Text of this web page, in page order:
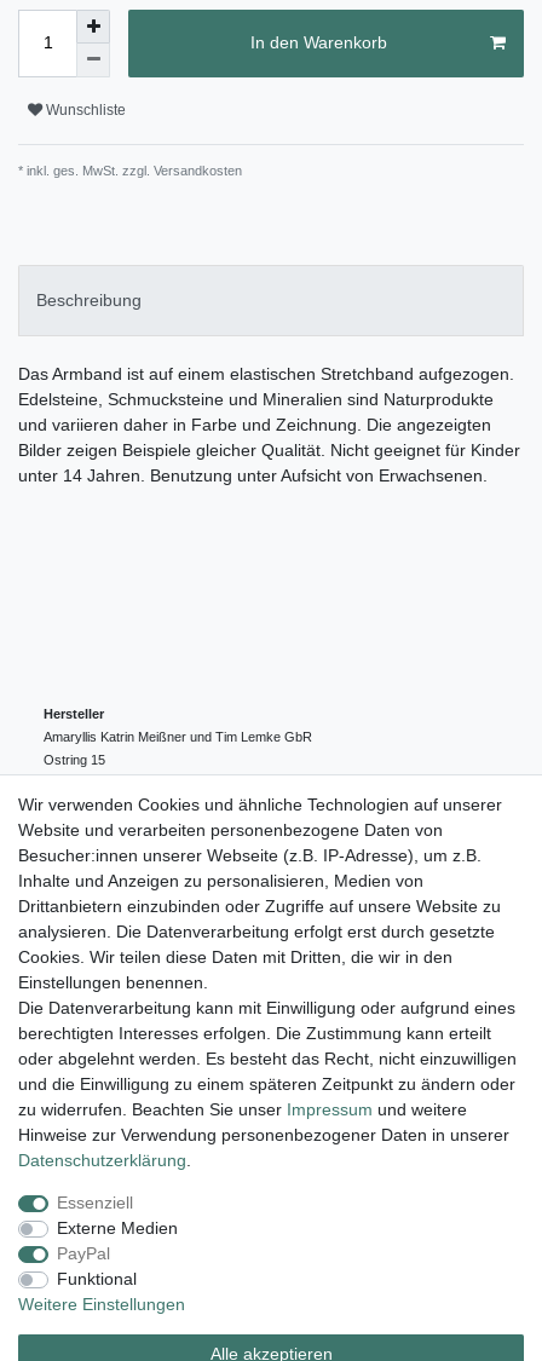
In den Warenkorb
Wunschliste
* inkl. ges. MwSt. zzgl. Versandkosten
Beschreibung
Das Armband ist auf einem elastischen Stretchband aufgezogen.
Edelsteine, Schmucksteine und Mineralien sind Naturprodukte
und variieren daher in Farbe und Zeichnung. Die angezeigten
Bilder zeigen Beispiele gleicher Qualität. Nicht geeignet für Kinder
unter 14 Jahren. Benutzung unter Aufsicht von Erwachsenen.
Hersteller
Amaryllis Katrin Meißner und Tim Lemke GbR
Ostring 15
004943548099856
amaryllis-eckernfoerde@t-online.de
EU-Verantwortlicher
Amaryllis Katrin Meißner und Tim Lemke GbR
Ostring
004943548099856
amaryllis-eckernfoerde@t-online.de
Lieferung und Versand
Impressum Daten­schutz­erklärung AGB
Widerrufs­recht
Zahlungsarten:
Wir verwenden Cookies und ähnliche Technologien auf unserer
Website und verarbeiten personenbezogene Daten von
Besucher:innen unserer Webseite (z.B. IP-Adresse), um z.B.
Inhalte und Anzeigen zu personalisieren, Medien von
Drittanbietern einzubinden oder Zugriffe auf unsere Website zu
analysieren. Die Datenverarbeitung erfolgt erst durch gesetzte
Cookies. Wir teilen diese Daten mit Dritten, die wir in den
Einstellungen benennen.
Die Datenverarbeitung kann mit Einwilligung oder aufgrund eines
berechtigten Interesses erfolgen. Die Zustimmung kann erteilt
oder abgelehnt werden. Es besteht das Recht, nicht einzuwilligen
und die Einwilligung zu einem späteren Zeitpunkt zu ändern oder
zu widerrufen. Beachten Sie unser Impressum und weitere
Hinweise zur Verwendung personenbezogener Daten in unserer
Daten­schutz­erklärung
Essenziell
Externe Medien
PayPal
Funktional
Weitere Einstellungen
Alle akzeptieren